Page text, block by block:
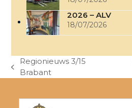
2026 – ALV
18/07/2026
previous
Regionieuws 3/15
Brabant